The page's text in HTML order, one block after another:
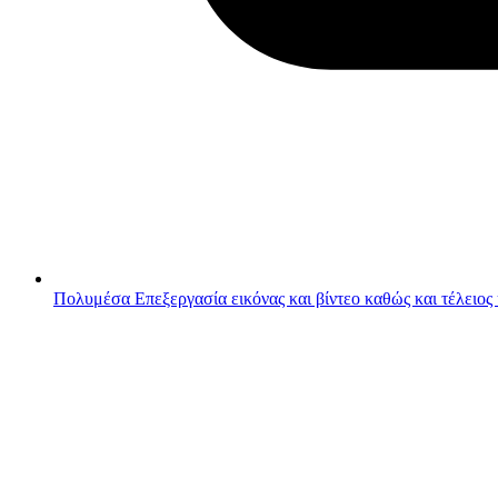
Πολυμέσα Επεξεργασία εικόνας και βίντεο καθώς και τέλειος